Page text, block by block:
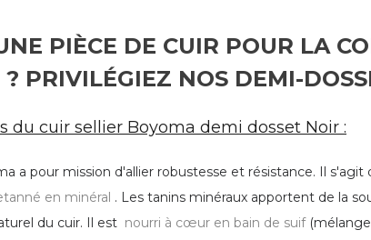
PIÈCE DE CUIR POUR LA
? PRIVILÉGIEZ NOS DEMI-
du cuir sellier Boyoma demi dosset Noir :
a pour mission d'allier robustesse et résistance. Il s'agit
en minéral . Les tanins minéraux apportent de la
du cuir. Il est nourri à cœur en bain de suif